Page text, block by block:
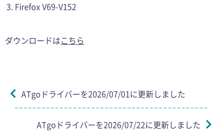
Firefox V69-V152
ダウンロードはこちら
ATgoドライバーを2026/07/01に更新しました
ATgoドライバーを2026/07/22に更新しました